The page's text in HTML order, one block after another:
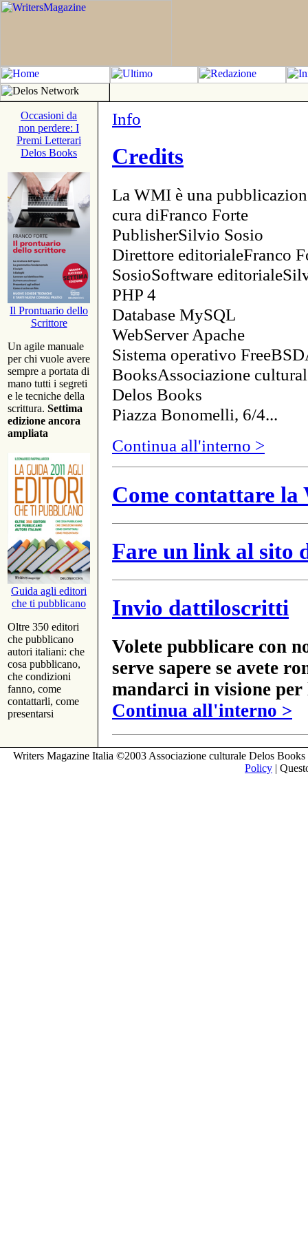
Occasioni da
non perdere: I
Premi Letterari
Delos Books
Il Prontuario dello
Scrittore
Un agile manuale
per chi vuole avere
sempre a portata di
mano tutti i segreti
e le tecniche della
scrittura. Settima
edizione ancora
ampliata
Guida agli editori
che ti pubblicano
Oltre 350 editori
che pubblicano
autori italiani: che
cosa pubblicano,
che condizioni
fanno, come
contattarli, come
presentarsi
Info
Credits
La WMI è una
cura diFranco Forte
PublisherSilvio Sosio
Direttore editorialeFranco
SosioSoftware
PHP 4
Database MySQL
WebServer Apache
Sistema operativo
BooksAssociazione
Delos Books
Piazza Bonomelli, 6/4...
Continua all'interno >
Come contattare
Fare un link al sito
Invio dattiloscritti
Volete pubblicare con
serve sapere se avete
mandarci in visione
Continua all'interno >
Writers Magazine Italia ©2003 Associazione culturale Delos
Policy |